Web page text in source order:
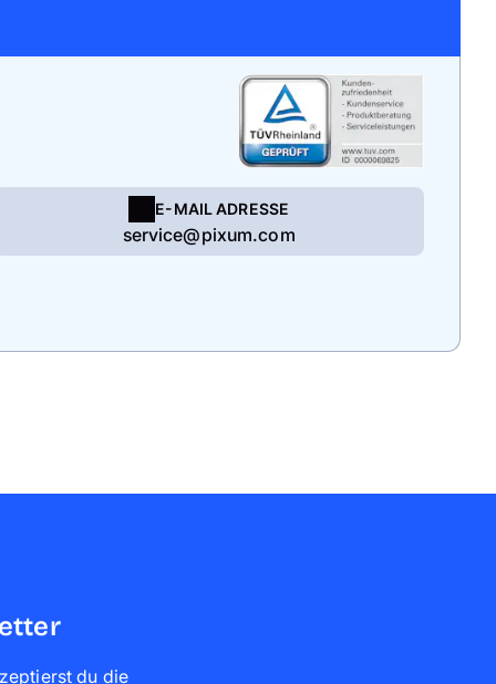
E-MAIL ADRESSE
service@pixum.com
du die